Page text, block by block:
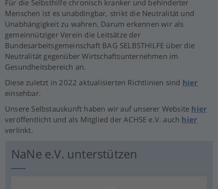
Für die Selbsthilfe chronisch kranker und behinderter
Menschen ist es unabdingbar, strikt die Neutralität und
Unabhängigkeit zu wahren. Darum erkennen wir als
gemeinnütziger Verein die Leitsätze der
Bundesarbeitsgemeinschaft BAG SELBSTHILFE über die
Neutralität gegenüber Wirtschaftsunternehmen im
Gesundheitsbereich an.
Diese zuletzt in 2022 aktualisierten Richtlinien sind hier
einsehbar.
Unsere Selbstauskunft haben wir auf unserer Website hier
veröffentlicht und als Mitglied der ACHSE e.V. auch hier
verlinkt.
NaNe e.V. unterstützen